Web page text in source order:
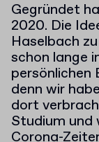
Gegründet
2020. Die
Haselbach
schon lange
persönlichen
denn wir
dort
Studium und
Corona-